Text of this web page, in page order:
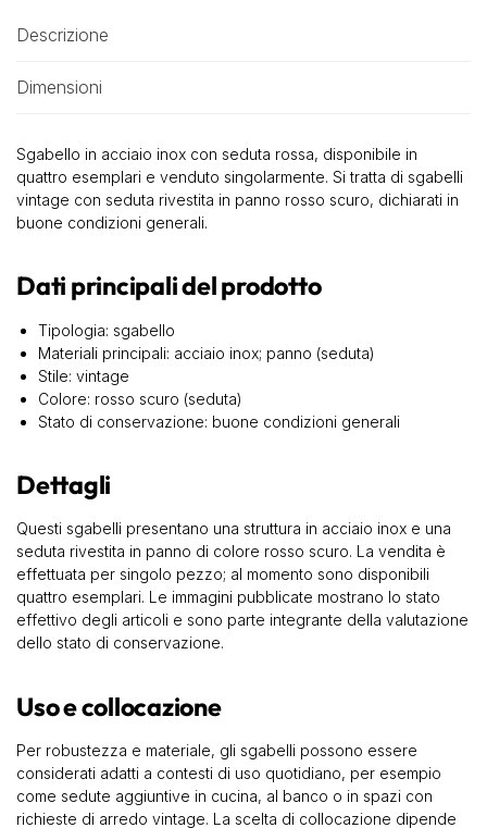
Descrizione
Dimensioni
Sgabello in acciaio inox con seduta rossa, disponibile in
quattro esemplari e venduto singolarmente. Si tratta di sgabelli
vintage con seduta rivestita in panno rosso scuro, dichiarati in
buone condizioni generali.
Dati principali del prodotto
Tipologia: sgabello
Materiali principali: acciaio inox; panno (seduta)
Stile: vintage
Colore: rosso scuro (seduta)
Stato di conservazione: buone condizioni generali
Dettagli
Questi sgabelli presentano una struttura in acciaio inox e una
seduta rivestita in panno di colore rosso scuro. La vendita è
effettuata per singolo pezzo; al momento sono disponibili
quattro esemplari. Le immagini pubblicate mostrano lo stato
effettivo degli articoli e sono parte integrante della valutazione
dello stato di conservazione.
Uso e collocazione
Per robustezza e materiale, gli sgabelli possono essere
considerati adatti a contesti di uso quotidiano, per esempio
come sedute aggiuntive in cucina, al banco o in spazi con
richieste di arredo vintage. La scelta di collocazione dipende